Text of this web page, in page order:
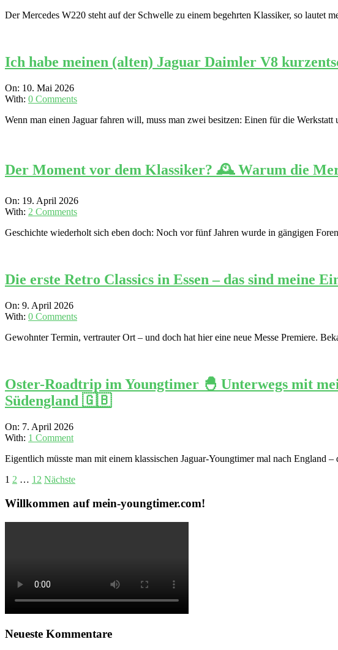
Der Mercedes W220 steht auf der Schwelle zu einem begehrten Klassiker, so lautet
Ich habe meinen (alten) Jaguar Daimler V8
2026-
05-
On: 10. Mai 2026
With: 0 Comments
Wenn man einen Jaguar fahren will, muss man zwei besitzen: Einen für die
Der Moment vor dem Klassiker? 🕰️ Warum die
2026-
04-
On: 19. April 2026
With: 2 Comments
Geschichte wiederholt sich eben doch: Noch vor fünf Jahren wurde in gängigen
Die erste Retro Classics in Essen – das sind meine
2026-
04-
On: 9. April 2026
With: 0 Comments
Gewohnter Termin, vertrauter Ort – und doch hat hier eine neue Messe Premiere.
Oster-Roadtrip im Youngtimer 🐣 Unterwegs mit
Südengland 🇬🇧
2026-
04-
On: 7. April 2026
With: 1 Comment
Eigentlich müsste man mit einem klassischen Jaguar-Youngtimer mal nach England
Seitennummerierung
der
1 2 … 12 Nächste
Willkommen auf mein-youngtimer.com!
Neueste Kommentare